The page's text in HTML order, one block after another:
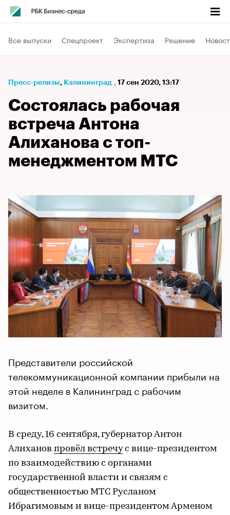
Все выпуски Спецпроект Экспертиза Решение
Пресс-релизы⁠, Калининград , 17 сен 2020, 13:17
Состоялась рабочая
встреча Антона
Алиханова с топ-
менеджментом МТС
Представители российской
телекоммуникационной компании прибыли на
этой неделе в Калининград с рабочим
визитом.
В среду, 16 сентября, губернатор Антон
Алиханов провёл встречус вице-президентом
по взаимодействию с органами
государственной власти и связям с
общественностью МТС Русланом
Ибрагимовым и вице-президентом Арменом